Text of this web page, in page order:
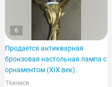
6
Продается антикварная
бронзовая настольная лампа с
орнаментом (XIX век).
Тбилиси